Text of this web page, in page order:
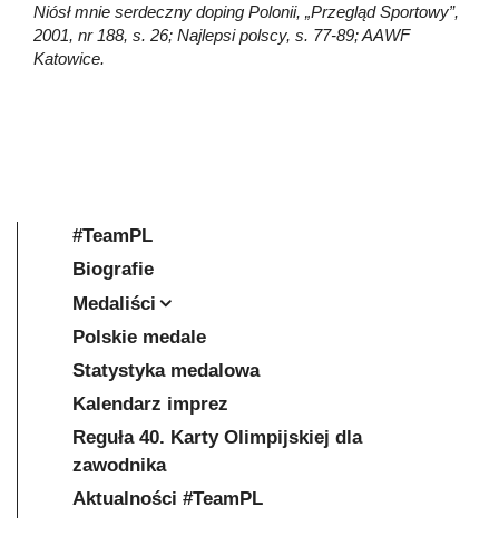
Niósł mnie serdeczny doping Polonii, „Przegląd Sportowy”,
2001, nr 188, s. 26; Najlepsi polscy, s. 77-89; AAWF
Katowice.
#TeamPL
Biografie
Medaliści
Polskie medale
Statystyka medalowa
Kalendarz imprez
Reguła 40. Karty Olimpijskiej dla
zawodnika
Aktualności #TeamPL